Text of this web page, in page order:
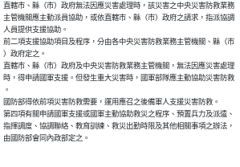
直轄市、縣（市）政府無法因應災害處理時，該災害之中央災害防救業務
主管機關應主動派員協助，或依直轄市、縣（市）政府之請求，指派協調
人員提供支援協助。
前二項支援協助項目及程序，分由各中央災害防救業務主管機關、縣（市
）政府定之。
直轄市、縣（市）政府及中央災害防救業務主管機關，無法因應災害處理
時，得申請國軍支援。但發生重大災害時，國軍部隊應主動協助災害防救
。
國防部得依前項災害防救需要，運用應召之後備軍人支援災害防救。
第四項有關申請國軍支援或國軍主動協助救災之程序、預置兵力及派遣、
指揮調度、協調聯絡、教育訓練、救災出勤時限及其他相關事項之辦法，
由國防部會同內政部定之。